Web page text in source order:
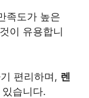
족도가 높은
이 유용합니
편리하며, 렌
습니다.